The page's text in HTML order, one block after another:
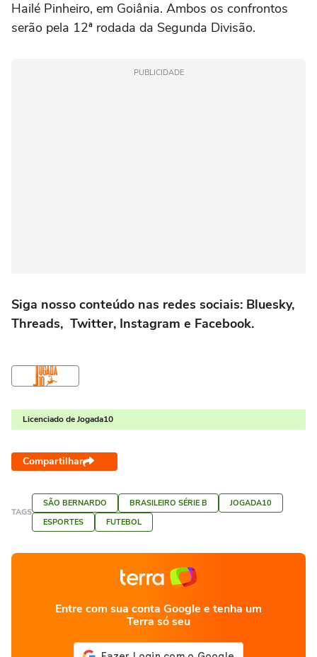
Hailé Pinheiro, em Goiânia. Ambos os confrontos
serão pela 12ª rodada da Segunda Divisão.
PUBLICIDADE
Siga nosso conteúdo nas redes sociais: Bluesky,
Threads, Twitter, Instagram e Facebook.
Licenciado de Jogada10
Compartilhar
TAGS
SÃO BERNARDO BRASILEIRO SÉRIE B
JOGADA10
ESPORTES
FUTEBOL
Entre com sua conta Google e tenha um
Terra só seu